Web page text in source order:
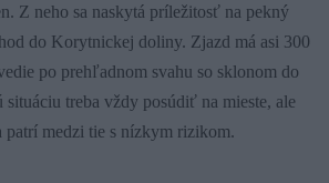
Z neho sa naskytá príležitosť na pekný
do Korytnickej doliny. Zjazd má asi 300
po prehľadnom svahu so sklonom do
treba vždy posúdiť na mieste, ale
patrí medzi tie s nízkym rizikom.